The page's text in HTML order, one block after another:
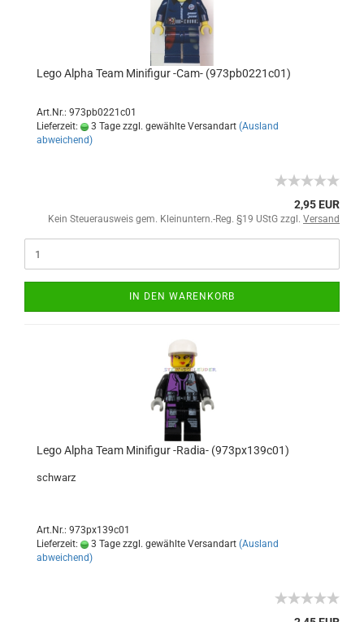
Lego Alpha Team Minifigur -Cam- (973pb0221c01)
Art.Nr.: 973pb0221c01
Lieferzeit:
3 Tage zzgl. gewählte Versandart (Ausland
abweichend)
2,95 EUR
Kein Steuerausweis gem. Kleinuntern.-Reg. §19 UStG zzgl. Versand
IN DEN WARENKORB
Lego Alpha Team Minifigur -Radia- (973px139c01)
schwarz
Art.Nr.: 973px139c01
Lieferzeit:
3 Tage zzgl. gewählte Versandart (Ausland
abweichend)